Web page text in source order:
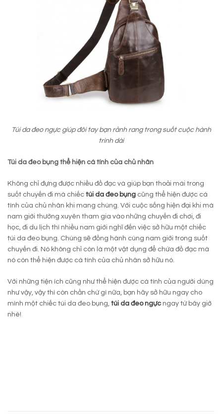
Túi da đeo ngực giúp đôi tay bạn rảnh rang trong suốt cuộc hành
trình dài
Túi da đeo bụng thể hiện cá tính của chủ nhân
Không chỉ đựng được nhiều đồ đạc và giúp bạn thoải mái trong
suốt chuyến đi mà chiếc túi da đeo bụng cũng thể hiện được cá
tính của chủ nhân khi mang chúng. Với cuộc sống hiện đại khi mà
nam giới thường xuyên tham gia vào những chuyến đi chơi, đi
học, đi du lịch thì nhiều nam giới nghĩ đến việc sở hữu một chiếc
túi da đeo bụng. Chúng sẽ đồng hành cùng nam giới trong suốt
chuyến đi. Nó không chỉ còn là một vật dụng để chứa đồ đạc mà
nó còn thể hiện được cá tính của chủ nhân sở hữu nó.
Với những tiện ích cũng như thể hiện được cá tính của người dùng
như vậy, vậy thì còn chần chừ gì nữa, bạn hãy sở hữu ngay cho
mình một chiếc túi da đeo bụng, túi da đeo ngực ngay từ bây giờ
nhé!